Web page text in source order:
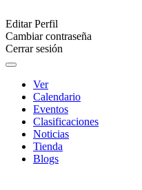
Editar Perfil
Cambiar contraseña
Cerrar sesión
Ver
Calendario
Eventos
Clasificaciones
Noticias
Tienda
Blogs